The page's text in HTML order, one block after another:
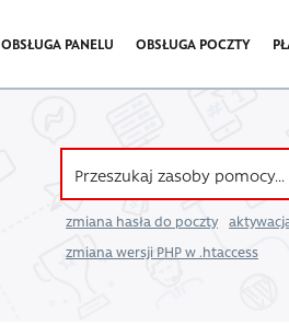
OBSŁUGA PANELU OBSŁUGA POCZTY
zmiana hasła do poczty
zmiana wersji PHP w .htaccess